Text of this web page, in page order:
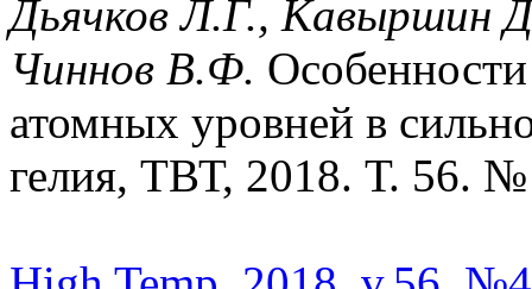
Дьячков Л.Г., Кавыршин
Чиннов В.Ф. Особенности
атомных уровней в
гелия, ТВТ, 2018. Т. 56.